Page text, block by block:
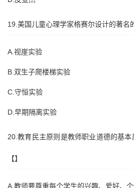
19.美国儿童心理学家格赛尔设计的著名
A.视崖实验
B.双生子爬楼梯实验
C.守恒实验
D.早期隔离实验
20.教育民主原则是教师职业道德的基
【】
A.教师要尊重每个学生的兴趣、爱好、